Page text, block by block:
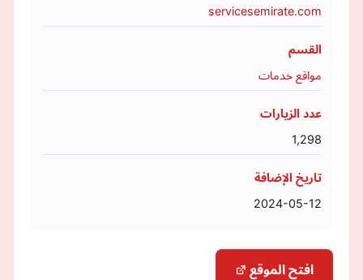
servicesemirate.com
القسم
مواقع خدمات
عدد الزيارات
1,298
تاريخ الإضافة
2024-05-12
افتح الموقع